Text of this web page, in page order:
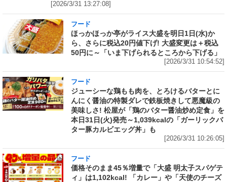
[2026/3/31 13:27:08]
フード
ほっかほっか亭がライス大盛を明日1日(水)か
ら、さらに税込20円値下げ! 大盛変更は＋税込
50円に～「いま下げられるところから下げる」
[2026/3/31 10:54:52]
フード
ジューシーな鶏もも肉を、とろけるバターとに
んにく醤油の特製ダレで鉄板焼きして悪魔級の
美味しさ! 松屋が「鶏のバター醤油炒め定食」を
本日31日(火)発売～1,039kcalの「ガーリックバ
ター豚カルビエッグ丼」も
[2026/3/31 10:26:05]
フード
価格そのまま45％増量で「大盛 明太子スパゲテ
ィ」は1,102kcal! 「カレー」や「天使のチーズ